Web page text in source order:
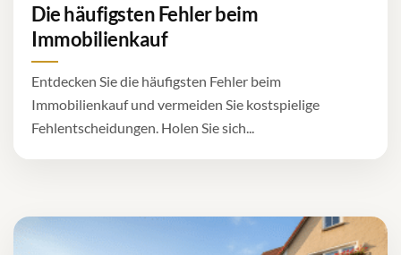
Die häufigsten Fehler beim
Immobilienkauf
Entdecken Sie die häufigsten Fehler beim
Immobilienkauf und vermeiden Sie kostspielige
Fehlentscheidungen. Holen Sie sich...